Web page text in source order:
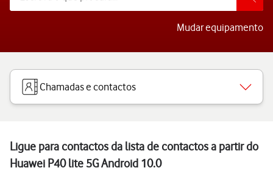
Mudar equipamento
Chamadas e contactos
Ligue para contactos da lista de contactos a partir do
Huawei P40 lite 5G Android 10.0